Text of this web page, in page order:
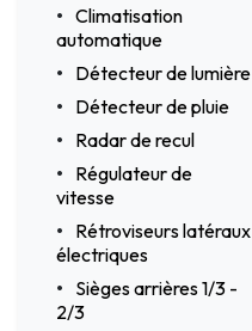
Climatisation
automatique
Détecteur de lumière
Détecteur de pluie
Radar de recul
Régulateur de
vitesse
Rétroviseurs latéraux
électriques
Sièges arrières 1/3 -
2/3